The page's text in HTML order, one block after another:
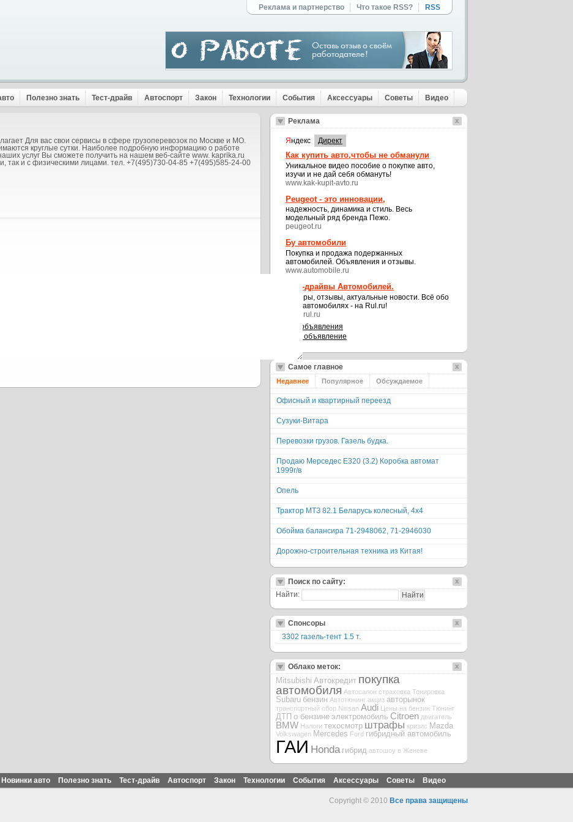
Реклама и партнерство Что такое RSS? RSS
Полезно знать Тест-драйв Автоспорт Закон Технологии События Аксессуары Советы Видео
Для вас свои сервисы в сфере грузоперевозок по Москве и МО.
круглые сутки. Наиболее подробную информацию о работе
услуг Вы сможете получить на нашем веб-сайте www. kaprika.ru
так и с физическими лицами. тел. +7(495)730-04-85 +7(495)585-24-00
Реклама
Яндекс Директ
Как купить авто,чтобы не обманули
Уникальное видео пособие о покупке авто,
изучи и не дай себя обмануть!
www.kak-kupit-avto.ru
Peugeot - это инновации,
надежность, динамика и стиль. Весь
модельный ряд бренда Пежо.
peugeot.ru
Бу автомобили
Покупка и продажа подержанных
автомобилей. Объявления и отзывы.
www.automobile.ru
Тест-драйвы Автомобилей.
Обзоры, отзывы, актуальные новости. Всё обо
всех автомобилях - на Rul.ru!
www.rul.ru
Все объявления
Дать объявление
Самое главное
Недавнее Популярное Обсуждаемое
Офисный и квартирный переезд
Сузуки-Витара
Перевозки грузов. Газель будка.
Продаю Мерседес E320 (3.2) Коробка автомат
1999г/в
Опель
Трактор МТЗ 82.1 Беларусь колесный, 4х4
Обойма балансира 71-2948062, 71-2946030
Дорожно-строительная техника из Китая!
Поиск по сайту:
Найти:
Спонсоры
3302 газель-тент 1.5 т.
Облако меток:
Mitsubishi Автокредит покупка
автомобиля Автосалон страховка Тонировка
Subaru бензин Автотюнинг акциз авторынок
транспортный сбор Nissan Audi Цены на бензин Тюнинг
ДТП о бензине электромобиль Citroen двигатель
BMW Налоги техосмотр штрафы кризис Mazda
Volkswagen Mercedes Ford гибридный автомобиль
ГАИ Honda гибрид автошоу в Женеве
Новинки авто Полезно знать Тест-драйв Автоспорт Закон Технологии События Аксессуары Советы Видео
Copyright © 2010 Все права защищены